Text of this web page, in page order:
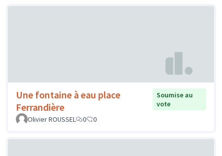
Une fontaine à eau place
Ferrandière
Soumise au
vote
Olivier ROUSSEL
0 0